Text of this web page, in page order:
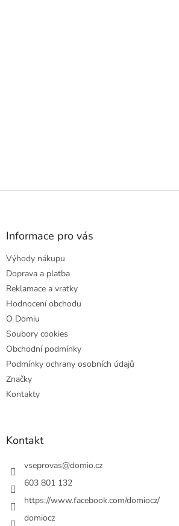
Z
Informace pro vás
Výhody nákupu
Doprava a platba
Reklamace a vratky
Hodnocení obchodu
O Domiu
Soubory cookies
Obchodní podmínky
Podmínky ochrany osobních údajů
Značky
Kontakty
Kontakt
vseprovas@domio.cz
603 801 132
https://www.facebook.com/domiocz/
domiocz